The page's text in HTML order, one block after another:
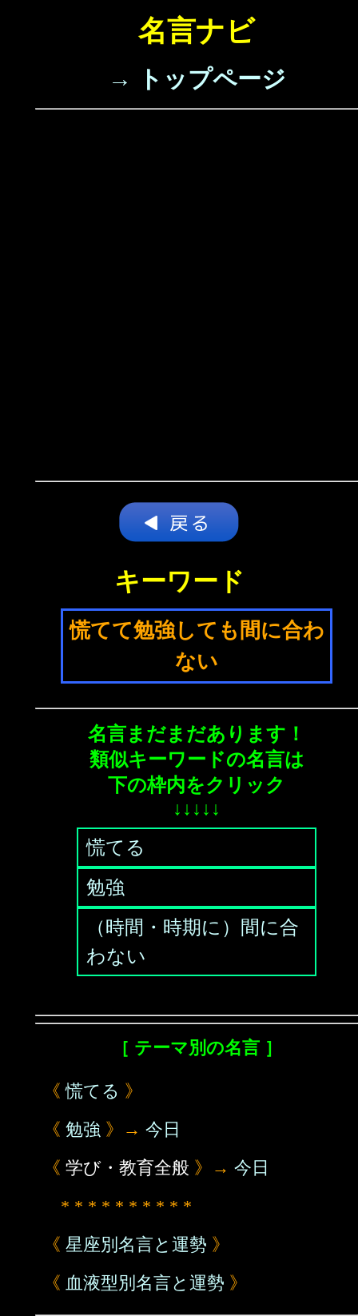
名言ナビ
→ トップページ
キーワード
慌てて勉強しても間に合わ
ない
名言まだまだあります！
類似キーワードの名言は
下の枠内をクリック
↓↓↓↓↓
慌てる
勉強
（時間・時期に）間に合
わない
［ テーマ別の名言 ］
《慌てる 》
《 勉強 》→ 今日
《 学び・教育全般 》→ 今日
* * * * * * * * * *
《 星座別名言と運勢 》
《 血液型別名言と運勢 》